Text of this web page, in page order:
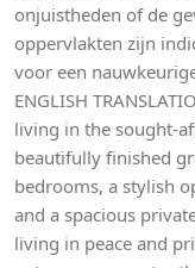
onjuistheden of de
oppervlakten zijn
voor een
ENGLISH
living in the sought-
beautifully finished
bedrooms, a stylish
and a spacious
living in peace and